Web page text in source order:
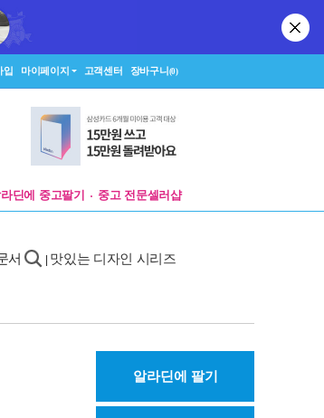
입 마이페이지 고객센터 장바구니(0)
딘에 중고팔기 중고 전문셀러샵
서 맛있는 디자인 시리즈
알라딘에 팔기